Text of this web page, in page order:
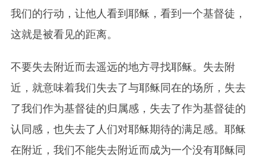
我们的行动，让他人看到耶稣，看到一个基督徒，
这就是被看见的距离。
不要失去附近而去遥远的地方寻找耶稣。失去附
近，就意味着我们失去了与耶稣同在的场所，失去
了我们作为基督徒的归属感，失去了作为基督徒的
认同感，也失去了人们对耶稣期待的满足感。耶稣
在附近，我们不能失去附近而成为一个没有耶稣同